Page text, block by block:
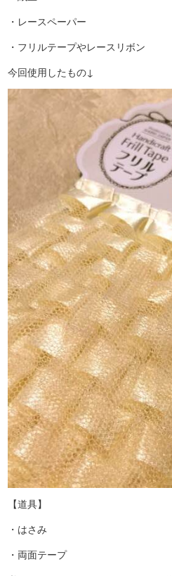
・レースペーパー
・フリルテープやレースリボン
今回使用したもの↓
【道具】
・はさみ
・両面テープ